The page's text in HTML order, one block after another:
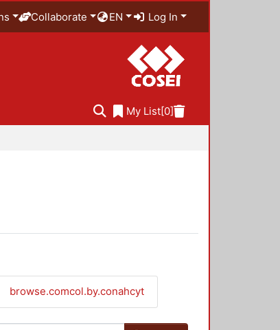
Collaborate EN Log In
My List[0]
browse.comcol.by.conahcyt